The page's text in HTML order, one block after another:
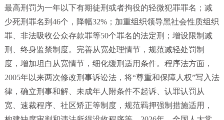
最高刑罚为一年以下有期徒刑或者拘役的轻微犯罪罪名；减
少死刑罪名到46个，降幅32%；加重组织领导黑社会性质组织
罪、非法吸收公众存款罪等50个罪名的法定刑；增设限制减
刑、终身监禁制度。完善从宽处理情节，规范减轻处罚制
度，增加坦白从宽情节，细化缓刑适用条件。程序法方面，
2005年以来两次修改刑事诉讼法，将“尊重和保障人权”写入法
律，确立刑事和解、未成年人附条件不起诉、认罪认罚从
宽、速裁程序、社区矫正等制度，规范羁押强制措施适用，